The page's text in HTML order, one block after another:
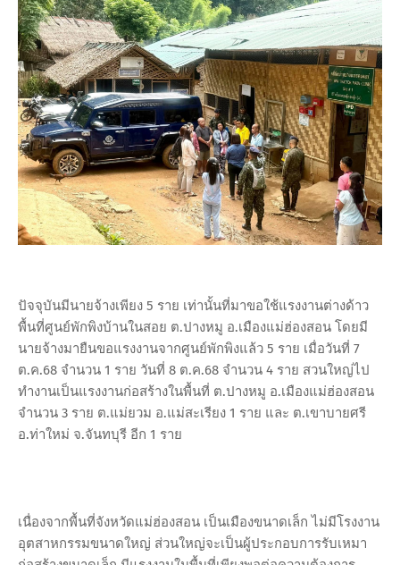
ปัจจุบันมีนายจ้างเพียง 5 ราย เท่านั้นที่มาขอใช้แรงงานต่างด้าว
พื้นที่ศูนย์พักพิงบ้านในสอย ต.ปางหมู อ.เมืองแม่ฮ่องสอน โดยมี
นายจ้างมายืนขอแรงงานจากศูนย์พักพิงแล้ว 5 ราย เมื่อวันที่ 7
ต.ค.68 จำนวน 1 ราย วันที่ 8 ต.ค.68 จำนวน 4 ราย สวนใหญ่ไป
ทำงานเป็นแรงงานก่อสร้างในพื้นที่ ต.ปางหมู อ.เมืองแม่ฮ่องสอน
จำนวน 3 ราย ต.แม่ยวม อ.แม่สะเรียง 1 ราย และ ต.เขาบายศรี
อ.ท่าใหม่ จ.จันทบุรี อีก 1 ราย
เนื่องจากพื้นที่จังหวัดแม่ฮ่องสอน เป็นเมืองขนาดเล็ก ไม่มีโรงงาน
อุตสาหกรรมขนาดใหญ่ ส่วนใหญ่จะเป็นผู้ประกอบการรับเหมา